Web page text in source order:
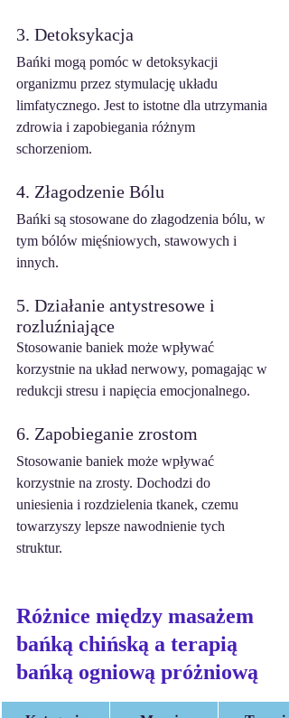
3. Detoksykacja
Bańki mogą pomóc w detoksykacji
organizmu przez stymulację układu
limfatycznego. Jest to istotne dla utrzymania
zdrowia i zapobiegania różnym
schorzeniom.
4. Złagodzenie Bólu
Bańki są stosowane do złagodzenia bólu, w
tym bólów mięśniowych, stawowych i
innych.
5. Działanie antystresowe i
rozluźniające
Stosowanie baniek może wpływać
korzystnie na układ nerwowy, pomagając w
redukcji stresu i napięcia emocjonalnego.
6. Zapobieganie zrostom
Stosowanie baniek może wpływać
korzystnie na zrosty. Dochodzi do
uniesienia i rozdzielenia tkanek, czemu
towarzyszy lepsze nawodnienie tych
struktur.
Różnice między masażem
bańką chińską a terapią
bańką ogniową próżniową